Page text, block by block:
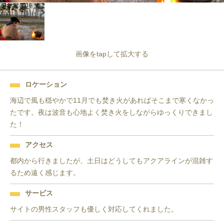
画像をtapして拡大する
ロケーション
海辺で風も穏やかで11月でも焚き火があればそこまで寒くなかっ
たです。夜は波音も心地よく焚き火をしながらゆっくりできまし
た！
アクセス
都内から行きましたが、土日はどうしてもアクアラインが混雑す
るため遠く感じます。
サービス
サイトの男性スタッフも優しく対応してくれました。